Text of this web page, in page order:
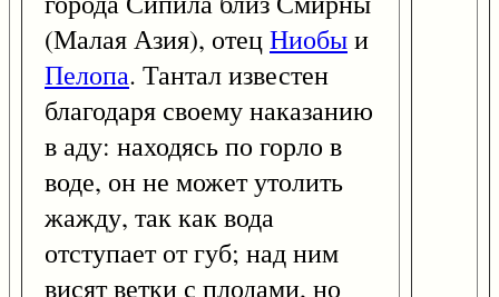
(Малая Азия), отецНиобыи
Пелопа. Тантал известен
благодаря своему наказанию
в аду: находясь по горло в
воде, он не может утолить
жажду, так как вода
отступает от губ; над ним
висят ветки с плодами, но